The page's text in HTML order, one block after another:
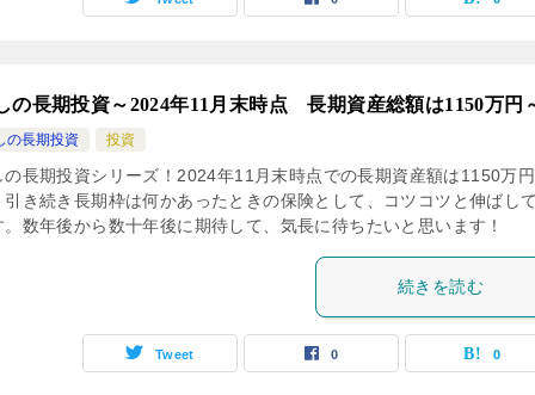
の長期投資～2024年11月末時点 長期資産総額は1150万円
の長期投資 投資
の長期投資シリーズ！2024年11月末時点での長期資産額は1150万
引き続き長期枠は何かあったときの保険として、コツコツと伸ばし
。数年後から数十年後に期待して、気長に待ちたいと思います！
続きを読む
Tweet 0 0